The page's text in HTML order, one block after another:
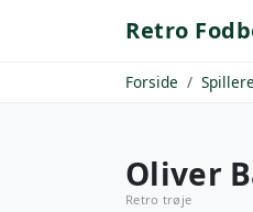
Retro
Forside Spillere
Oliver
Retro trøje